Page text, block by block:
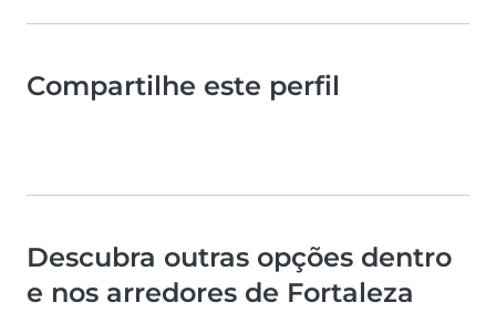
Compartilhe este perfil
Descubra outras opções dentro
e nos arredores de Fortaleza